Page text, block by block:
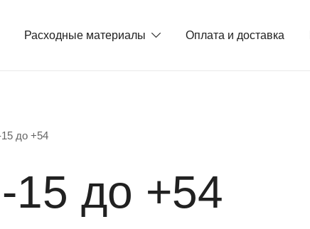
Расходные материалы Оплата и доставка
до +54
15 до +54